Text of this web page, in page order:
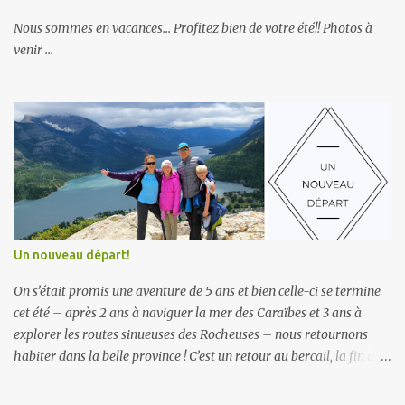
n
t
e
Nous sommes en vacances... Profitez bien de votre été!! Photos à
venir ...
Un nouveau départ!
On s’était promis une aventure de 5 ans et bien celle-ci se termine
cet été – après 2 ans à naviguer la mer des Caraïbes et 3 ans à
explorer les routes sinueuses des Rocheuses – nous retournons
habiter dans la belle province ! C’est un retour au bercail, la fin d’un